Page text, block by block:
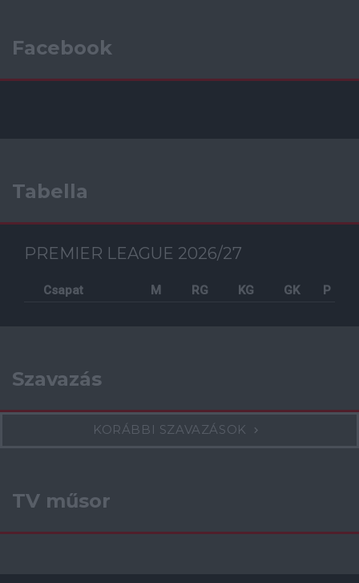
Facebook
Tabella
PREMIER LEAGUE 2026/27
Csapat M RG KG GK P
Szavazás
KORÁBBI SZAVAZÁSOK
TV műsor